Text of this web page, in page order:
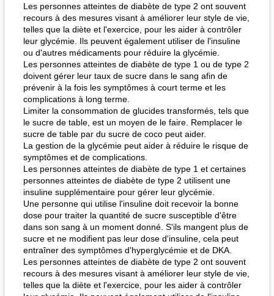
Les personnes atteintes de diabète de type 2 ont souvent
recours à des mesures visant à améliorer leur style de vie,
telles que la diète et l'exercice, pour les aider à contrôler
leur glycémie. Ils peuvent également utiliser de l'insuline
ou d'autres médicaments pour réduire la glycémie.
Les personnes atteintes de diabète de type 1 ou de type 2
doivent gérer leur taux de sucre dans le sang afin de
prévenir à la fois les symptômes à court terme et les
complications à long terme.
Limiter la consommation de glucides transformés, tels que
le sucre de table, est un moyen de le faire. Remplacer le
sucre de table par du sucre de coco peut aider.
La gestion de la glycémie peut aider à réduire le risque de
symptômes et de complications.
Les personnes atteintes de diabète de type 1 et certaines
personnes atteintes de diabète de type 2 utilisent une
insuline supplémentaire pour gérer leur glycémie.
Une personne qui utilise l'insuline doit recevoir la bonne
dose pour traiter la quantité de sucre susceptible d'être
dans son sang à un moment donné. S'ils mangent plus de
sucre et ne modifient pas leur dose d'insuline, cela peut
entraîner des symptômes d'hyperglycémie et de DKA.
Les personnes atteintes de diabète de type 2 ont souvent
recours à des mesures visant à améliorer leur style de vie,
telles que la diète et l'exercice, pour les aider à contrôler